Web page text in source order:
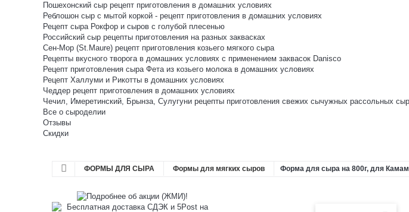
Пошехонский сыр рецепт приготовления в домашних условиях
Реблошон сыр с мытой коркой - рецепт приготовления в домашних условиях
Рецепт сыра Рокфор и сыров с голубой плесенью
Российский сыр рецепты приготовления на разных заквасках
Сен-Мор (St.Maure) рецепт приготовления козьего мягкого сыра
Рецепты вкусного творога в домашних условиях с применением заквасок Danisco
Рецепт приготовления сыра Фета из козьего молока в домашних условиях
Рецепт Халлуми и Рикотты в домашних условиях
Чеддер рецепт приготовления в домашних условиях
Чечил, Имеретинский, Брынза, Сулугуни рецепты приготовления свежих сычужных рассольных
Все о сыроделии
Отзывы
Скидки
ФОРМЫ ДЛЯ СЫРА Формы для мягких сыров Форма для сыра на 800г, для